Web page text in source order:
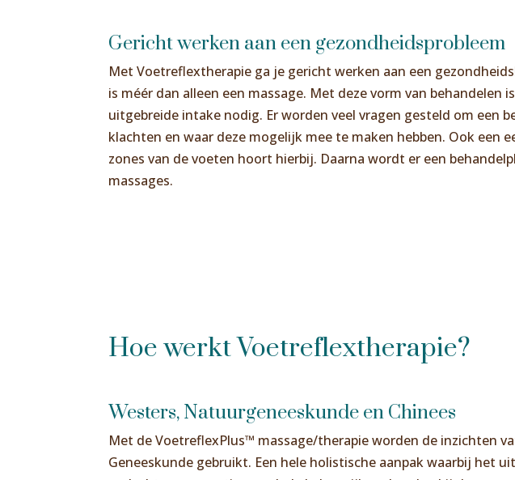
Gericht werken aan een gezondheidsprobleem
Met Voetreflextherapie ga je gericht werken aan een
is méér dan alleen een massage. Met deze vorm van behandelen
uitgebreide intake nodig. Er worden veel vragen gesteld om een
klachten en waar deze mogelijk mee te maken hebben. Ook een
zones van de voeten hoort hierbij. Daarna wordt er een
massages.
Hoe werkt Voetreflextherapie?
Westers, Natuurgeneeskunde en Chinees
Met de VoetreflexPlus™ massage/therapie worden de inzichten
Geneeskunde gebruikt. Een hele holistische aanpak waarbij het